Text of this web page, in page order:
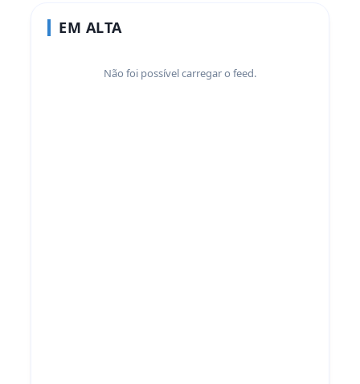
EM ALTA
Não foi possível carregar o feed.